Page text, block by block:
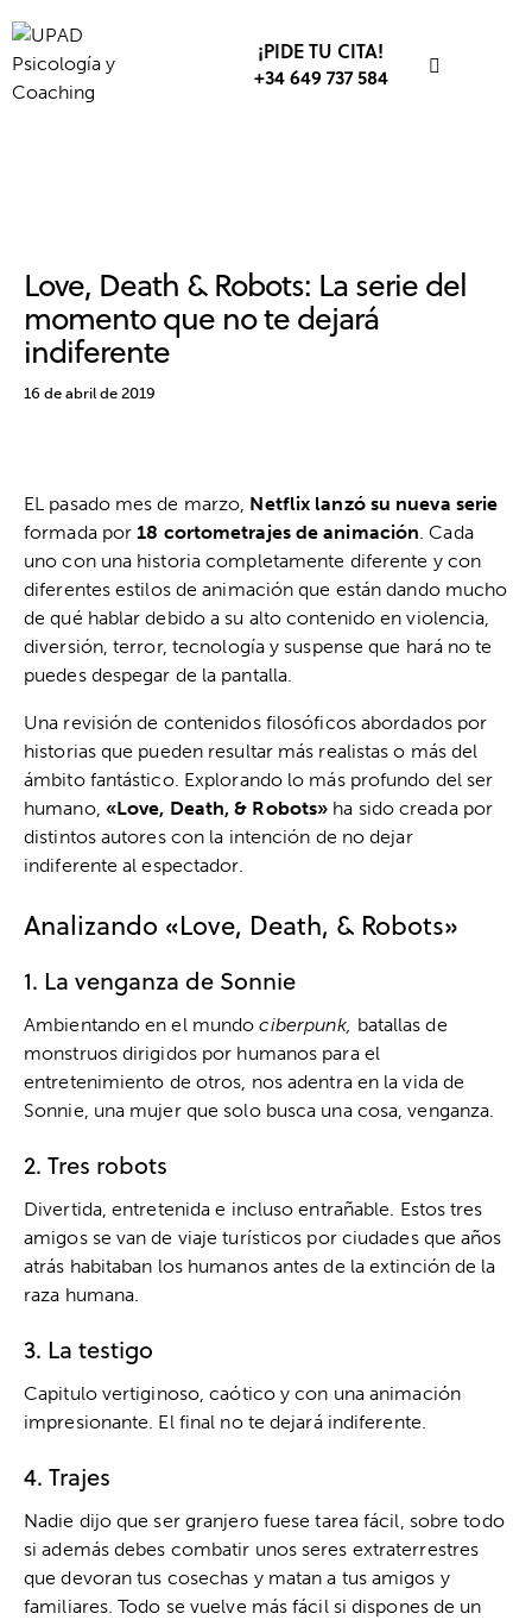
¡PIDE TU CITA!
+34 649 737 584
Love, Death & Robots: La serie del
momento que no te dejará
indiferente
16 de abril de 2019
EL pasado mes de marzo, Netflix lanzó su nueva serie
formada por18 cortometrajes de animación. Cada
uno con una historia completamente diferente y con
diferentes estilos de animación que están dando mucho
de qué hablar debido a su alto contenido en violencia,
diversión, terror, tecnología y suspense que hará no te
puedes despegar de la pantalla.
Una revisión de contenidos filosóficos abordados por
historias que pueden resultar más realistas o más del
ámbito fantástico. Explorando lo más profundo del ser
humano, «Love, Death, & Robots» ha sido creada por
distintos autores con la intención de no dejar
indiferente al espectador.
Analizando «Love, Death, & Robots»
1. La venganza de Sonnie
Ambientando en el mundociberpunk, batallas de
monstruos dirigidos por humanos para el
entretenimiento de otros, nos adentra en la vida de
Sonnie, una mujer que solo busca una cosa, venganza.
2. Tres robots
Divertida, entretenida e incluso entrañable. Estos tres
amigos se van de viaje turísticos por ciudades que años
atrás habitaban los humanos antes de la extinción de la
raza humana.
3. La testigo
Capitulo vertiginoso, caótico y con una animación
impresionante. El final no te dejará indiferente.
4. Trajes
Nadie dijo que ser granjero fuese tarea fácil, sobre todo
si además debes combatir unos seres extraterrestres
que devoran tus cosechas y matan a tus amigos y
familiares. Todo se vuelve más fácil si dispones de un